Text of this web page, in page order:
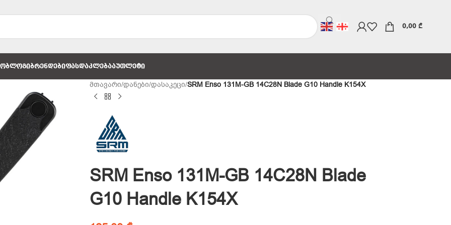
0,00 ₾
ᲑᲚᲝᲒᲘᲑᲠᲔᲜᲓᲔᲑᲘᲤᲐᲡᲓᲐᲙᲚᲔᲑᲐᲐᲣᲗᲚᲔᲢᲘ
მთავარი/დანები/დასაკეცი/SRM Enso 131M-GB 14C28N Blade G10 Handle K154X
SRM Enso 131M-GB 14C28N Blade
G10 Handle K154X